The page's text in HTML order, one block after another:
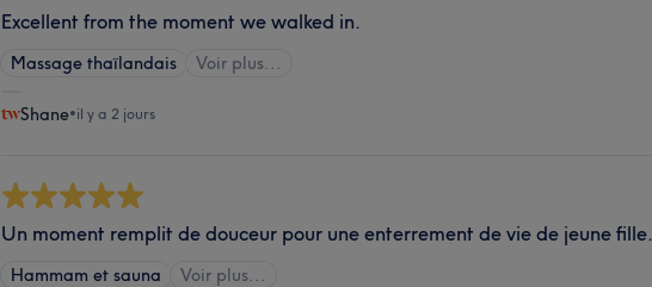
Excellent from the moment we walked in.
Massage thaïlandais Voir plus...
Shane•il y a 2 jours
Un moment remplit de douceur pour une enterrement de vie de jeune fille.
Hammam et sauna Voir plus...